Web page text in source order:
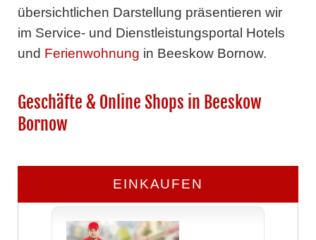
übersichtlichen Darstellung präsentieren wir
im Service- und Dienstleistungsportal Hotels
und Ferienwohnung in Beeskow Bornow.
Geschäfte & Online Shops in Beeskow
Bornow
EINKAUFEN